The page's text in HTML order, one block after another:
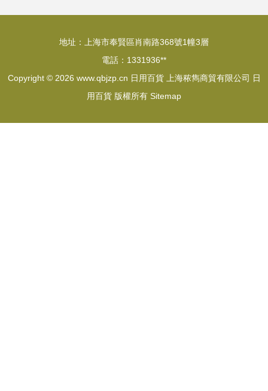
地址：上海市奉賢區肖南路368號1幢3層
電話：1331936**
Copyright © 2026 www.qbjzp.cn 日用百貨 上海秾雋商貿有限公司 日
用百貨 版權所有 Sitemap